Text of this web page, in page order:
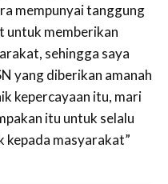
mempunyai tanggung
untuk memberikan
sehingga saya
yang diberikan amanah
kepercayaan itu, mari
itu untuk selalu
kepada masyarakat”